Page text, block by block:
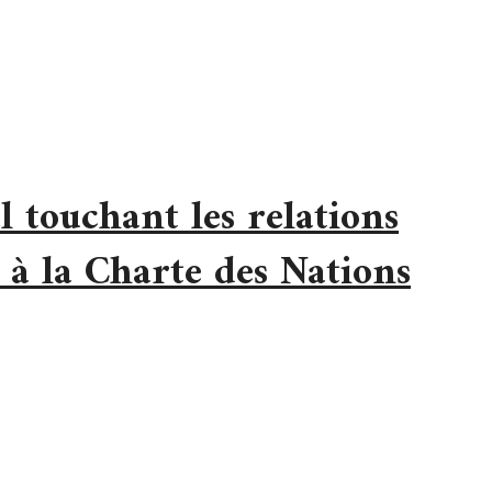
les relations
la Charte des Nations